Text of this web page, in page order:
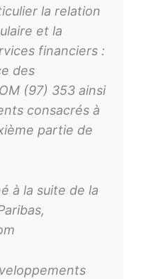
la relation
et la
financiers :
des
(97) 353 ainsi
consacrés à
partie de
à la suite de la